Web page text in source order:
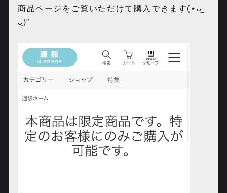
商品ページをご覧いただけて 購入できます(⋆ᴗ͈ˬ
ᴗ͈)”